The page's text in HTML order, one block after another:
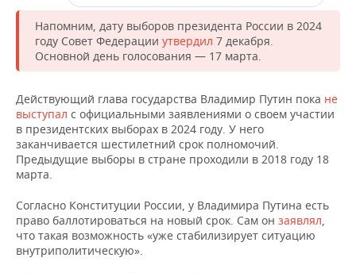
Напомним, дату выборов президента России в 2024
году Совет Федерации утвердил 7 декабря.
Основной день голосования — 17 марта.
Действующий глава государства Владимир Путин пока не
выступал с официальными заявлениями о своем участии
в президентских выборах в 2024 году. У него
заканчивается шестилетний срок полномочий.
Предыдущие выборы в стране проходили в 2018 году 18
марта.
Согласно Конституции России, у Владимира Путина есть
право баллотироваться на новый срок. Сам он заявлял,
что такая возможность «уже стабилизирует ситуацию
внутриполитическую».